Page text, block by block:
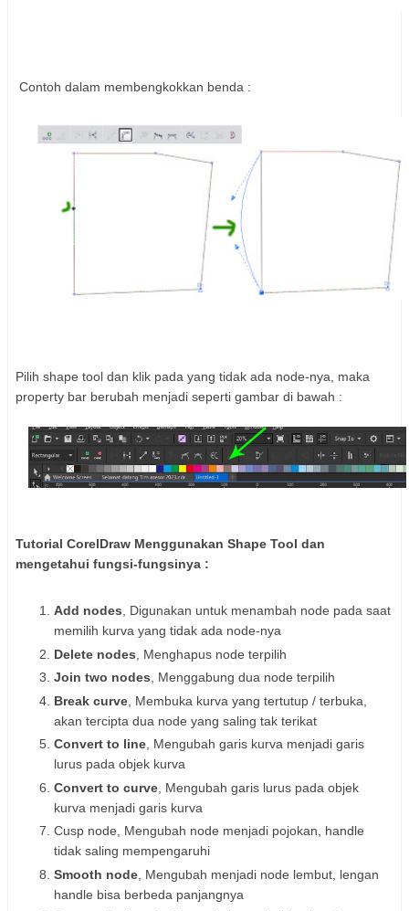
Contoh dalam membengkokkan benda :
Pilih shape tool dan klik pada yang tidak ada node-nya, maka
property bar berubah menjadi seperti gambar di bawah :
Tutorial CorelDraw Menggunakan Shape Tool dan
mengetahui fungsi-fungsinya :
Add nodes , Digunakan untuk menambah node pada saat
memilih kurva yang tidak ada node-nya
Delete nodes , Menghapus node terpilih
Join two nodes , Menggabung dua node terpilih
Break curve , Membuka kurva yang tertutup / terbuka,
akan tercipta dua node yang saling tak terikat
Convert to line , Mengubah garis kurva menjadi garis
lurus pada objek kurva
Convert to curve , Mengubah garis lurus pada objek
kurva menjadi garis kurva
Cusp node, Mengubah node menjadi pojokan, handle
tidak saling mempengaruhi
Smooth node , Mengubah menjadi node lembut, lengan
handle bisa berbeda panjangnya